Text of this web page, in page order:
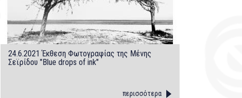
24.6.2021 Έκθεση Φωτογραφίας της Μένης
Σεϊρίδου "Blue drops of ink"
περισσότερα